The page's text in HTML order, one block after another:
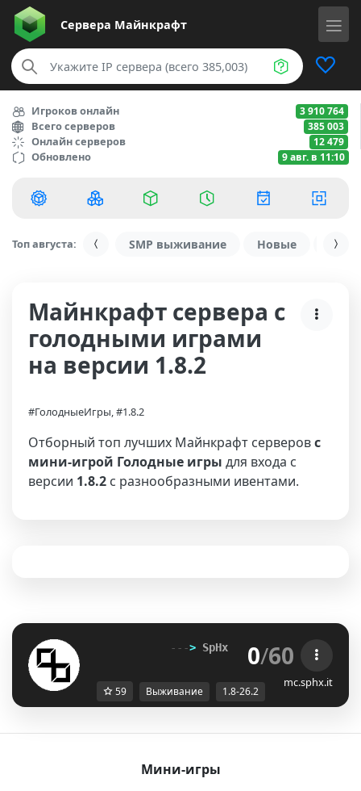
Сервера Майнкрафт
Игроков онлайн 3 910 764
Всего серверов 385 003
Онлайн серверов 12 479
Обновлено 9 авг. в 11:10
Топ августа: SMP выживание Новые С
Майнкрафт сервера с
голодными играми
на версии 1.8.2
#ГолодныеИгры, #1.8.2
Отборный топ лучших Майнкрафт серверовс
мини-игрой Голодные игры для входа с
версии 1.8.2 с разнообразными ивентами.
---> SpHx Community ---
0/60
mc.sphx.it
59 Выживание 1.8-26.2
Мини-игры